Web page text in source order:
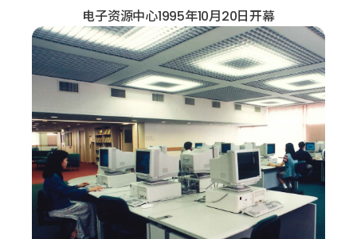
电子资源中心1995年10月20日开幕